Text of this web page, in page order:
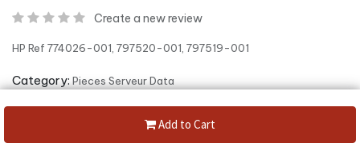
Add to Cart
Create a new review
HP Ref 774026-001, 797520-001, 797519-001
Category:Pieces Serveur Data